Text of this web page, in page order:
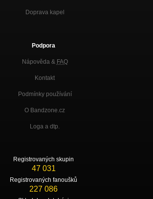
Doprava kapel
Podpora
Nápověda & FAQ
Kontakt
Podmínky používání
O Bandzone.cz
Loga a dtp.
Registrovaných skupin
47 031
Registrovaných fanoušků
227 086